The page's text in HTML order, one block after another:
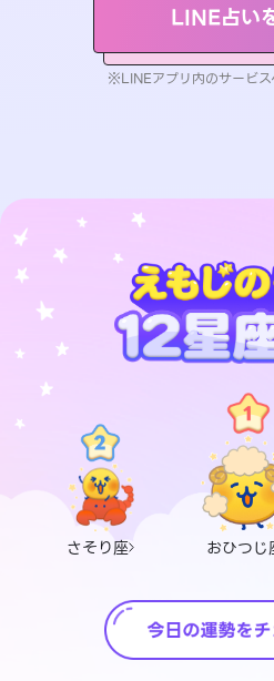
LINE占い
※LINEアプリ内のサービス
さそり座 おひつじ